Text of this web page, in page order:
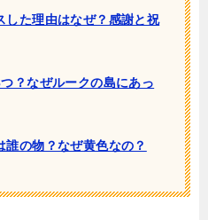
した理由はなぜ？感謝と祝
？なぜルークの島にあっ
の物？なぜ黄色なの？